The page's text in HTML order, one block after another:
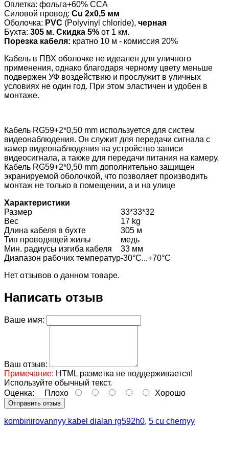
Оплетка: фольга+60% CCA
Силовой провод: Cu 2х0,5 мм
Оболочка: PVC (Polyvinyl chloride), черная
Бухта: 305 м. Скидка 5% от 1 км.
Порезка кабеля: кратно 10 м - комиссия 20%
Кабель в ПВХ оболочке не идеален для уличного
применения, однако благодаря черному цвету меньше
подвержен УФ воздействию и прослужит в уличных
условиях не один год. При этом эластичен и удобен в
монтаже.
Кабель RG59+2*0,50 mm используется для систем
видеонаблюдения. Он служит для передачи сигнала с
камер видеонаблюдения на устройство записи
видеосигнала, а также для передачи питания на камеру.
Кабель RG59+2*0,50 mm дополнительно защищен
экранируемой оболочкой, что позволяет производить
монтаж не только в помещении, а и на улице
Характеристики
Размер
33*33*32
Вес
17 kg
Длина кабеля в бухте
305 м
Тип проводящей жилы
медь
Мин. радиусы изгиба кабеля
33 мм
Диапазон рабочих температур-30°С...+70°С
Нет отзывов о данном товаре.
Написать отзыв
Ваше имя:
Ваш отзыв:
Примечание: HTML разметка не поддерживается!
Используйте обычный текст.
Оценка: Плохо Хорошо
Отправить отзыв
kombinirovannyy kabel dialan rg592h0, 5 cu chernyy